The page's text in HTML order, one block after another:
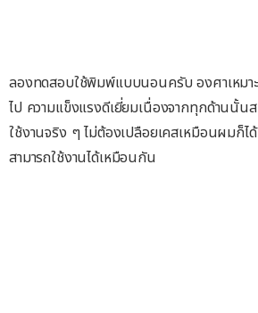
ลองทดสอบใช้พิมพ์แบบนอนครับ องศาเหมาะ
ไป ความแข็งแรงดีเยี่ยมเนื่องจากทุกด้านนั้น
ใช้งานจริง ๆ ไม่ต้องเปลือยเคสเหมือนผมก็ไ
สามารถใช้งานได้เหมือนกัน